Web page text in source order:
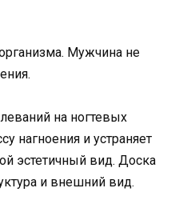
Мужчина не
на ногтевых
нагноения и устраняет
эстетичный вид. Доска
и внешний вид.